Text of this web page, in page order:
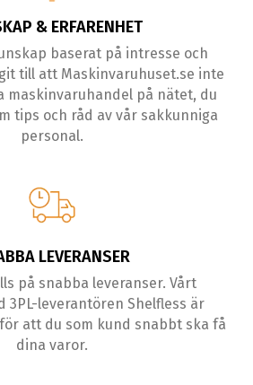
& ERFARENHET
baserat på intresse och
till att Maskinvaruhuset.se inte
maskinvaruhandel på nätet, du
tips och råd av vår sakkunniga
personal.
LEVERANSER
på snabba leveranser. Vårt
3PL-leverantören Shelfless är
att du som kund snabbt ska få
dina varor.